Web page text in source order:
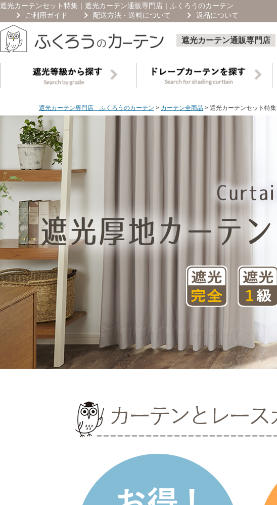
遮光カーテンセット特集｜遮光カーテン通販専門店｜ふくろうのカーテン
ご利用ガイド
配送方法・送料について 返品について
遮光カーテン通販専門店
遮光カーテン専門店 ふくろうのカーテン カーテン全商品 遮光カーテンセット特集